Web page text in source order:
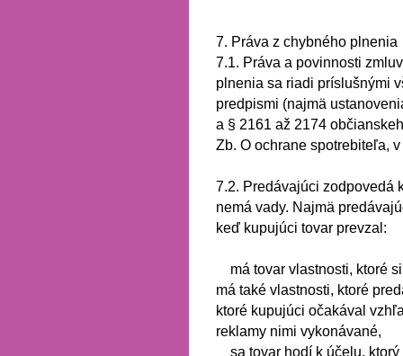
7. Práva z chybného plnenia
7.1. Práva a povinnosti
plnenia sa riadi príslušnými
predpismi (najmä
a § 2161 až 2174
Zb. O ochrane spotrebiteľa, v
7.2. Predávajúci zodpovedá
nemá vady. Najmä
keď kupujúci tovar prevzal:
má tovar vlastnosti, ktoré
má také vlastnosti, ktoré
ktoré kupujúci očakával
reklamy nimi vykonávané,
sa tovar hodí k účelu,